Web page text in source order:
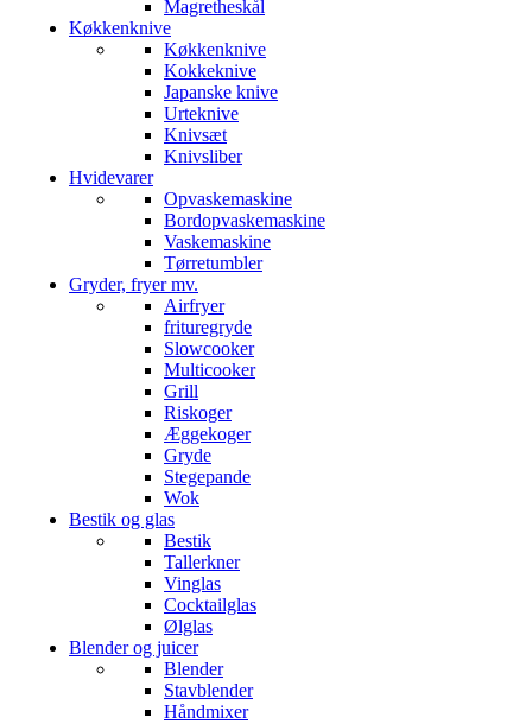
Magretheskål
Køkkenknive
Køkkenknive
Kokkeknive
Japanske knive
Urteknive
Knivsæt
Knivsliber
Hvidevarer
Opvaskemaskine
Bordopvaskemaskine
Vaskemaskine
Tørretumbler
Gryder, fryer mv.
Airfryer
frituregryde
Slowcooker
Multicooker
Grill
Riskoger
Æggekoger
Gryde
Stegepande
Wok
Bestik og glas
Bestik
Tallerkner
Vinglas
Cocktailglas
Ølglas
Blender og juicer
Blender
Stavblender
Håndmixer